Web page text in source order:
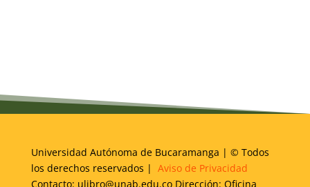
Universidad Autónoma de Bucaramanga | © Todos
los derechos reservados | Aviso de Privacidad
Contacto: ulibro@unab.edu.co Dirección: Oficina